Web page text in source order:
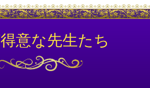
意な先生たち